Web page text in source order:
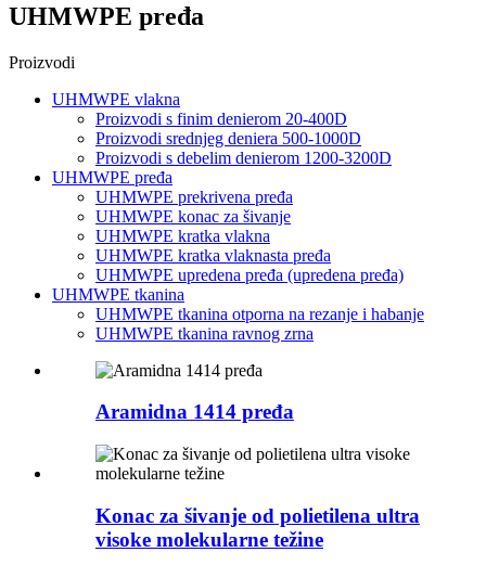
UHMWPE pređa
Proizvodi
UHMWPE vlakna
Proizvodi s finim denierom 20-400D
Proizvodi srednjeg deniera 500-1000D
Proizvodi s debelim denierom 1200-3200D
UHMWPE pređa
UHMWPE prekrivena pređa
UHMWPE konac za šivanje
UHMWPE kratka vlakna
UHMWPE kratka vlaknasta pređa
UHMWPE upredena pređa (upredena pređa)
UHMWPE tkanina
UHMWPE tkanina otporna na rezanje i habanje
UHMWPE tkanina ravnog zrna
Aramidna 1414 pređa
Konac za šivanje od polietilena ultra
visoke molekularne težine